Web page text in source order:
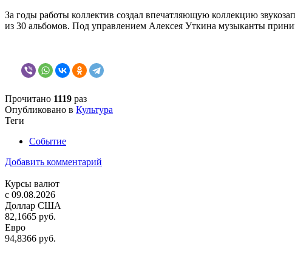
За годы работы коллектив создал впечатляющую коллекцию
из 30 альбомов. Под управлением Алексея Уткина музыканты
Прочитано 1119 раз
Опубликовано в Культура
Теги
Событие
Добавить комментарий
Курсы валют
c 09.08.2026
Доллар США
82,1665 руб.
Евро
94,8366 руб.